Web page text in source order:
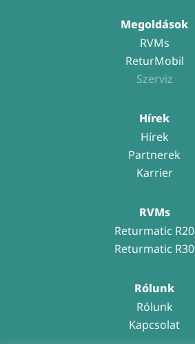
Megoldások
RVMs
ReturMobil
Szerviz
Hírek
Hírek
Partnerek
Karrier
RVMs
Returmatic R20
Returmatic R30
Rólunk
Rólunk
Kapcsolat